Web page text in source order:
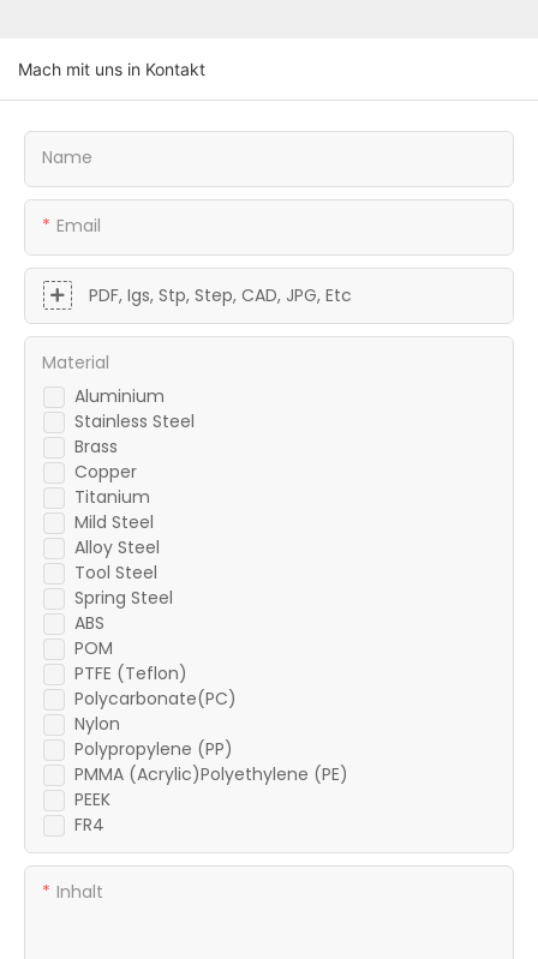
Mach mit uns in Kontakt
Name
Email
PDF, Igs, Stp, Step, CAD, JPG, Etc
Aluminium
Stainless Steel
Brass
Copper
Titanium
Mild Steel
Alloy Steel
Tool Steel
Spring Steel
ABS
POM
PTFE (Teflon)
Polycarbonate(PC)
Nylon
Polypropylene (PP)
PMMA (Acrylic)Polyethylene (PE)
PEEK
FR4
Material
Inhalt